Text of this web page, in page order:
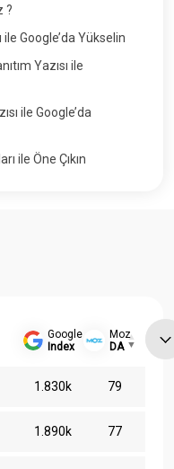
?
ile Google’da Yükselin
Yazısı ile
ile Google’da
ile Öne Çıkın
Google
Index
Moz
DA
1.830k 79
1.890k 77